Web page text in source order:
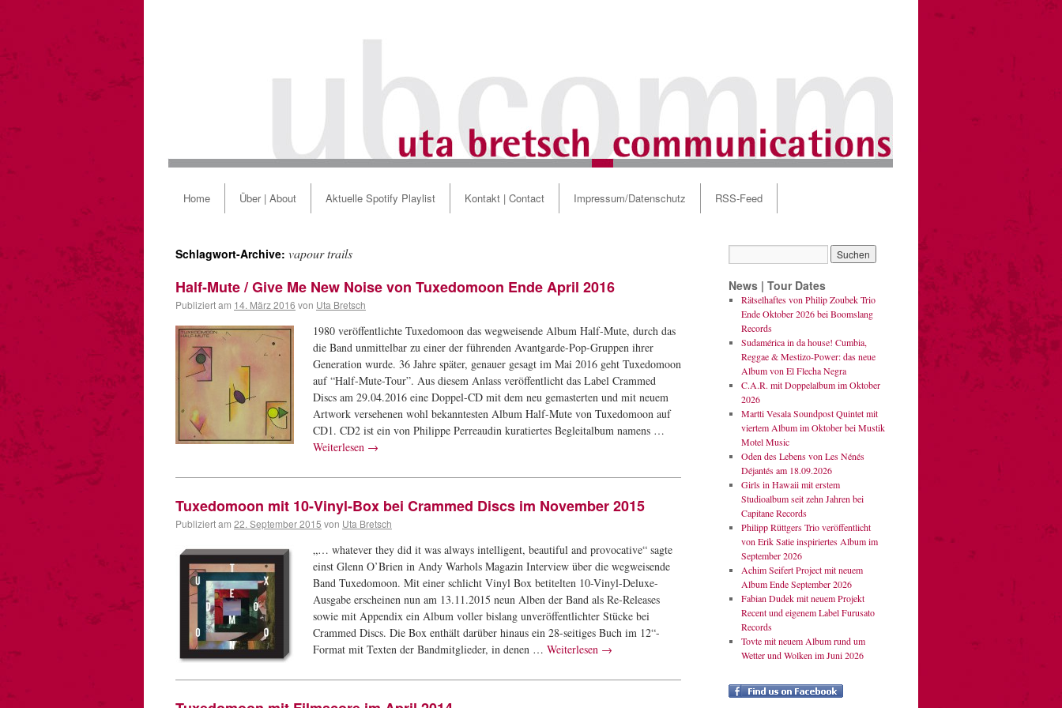
Home Über | About Aktuelle Spotify Playlist Kontakt | Contact Impressum/Datenschutz RSS-Feed
Schlagwort-Archive: vapour trails
Half-Mute / Give Me New Noise von Tuxedomoon Ende April 2016
Publiziert am 14. März 2016 von Uta Bretsch
1980 veröffentlichte Tuxedomoon das wegweisende Album Half-Mute, durch das
die Band unmittelbar zu einer der führenden Avantgarde-Pop-Gruppen ihrer
Generation wurde. 36 Jahre später, genauer gesagt im Mai 2016 geht Tuxedomoon
auf “Half-Mute-Tour”. Aus diesem Anlass veröffentlicht das Label Crammed
Discs am 29.04.2016 eine Doppel-CD mit dem neu gemasterten und mit neuem
Artwork versehenen wohl bekanntesten Album Half-Mute von Tuxedomoon auf
CD1. CD2 ist ein von Philippe Perreaudin kuratiertes Begleitalbum namens …
Weiterlesen →
Tuxedomoon mit 10-Vinyl-Box bei Crammed Discs im November 2015
Publiziert am 22. September 2015 von Uta Bretsch
„… whatever they did it was always intelligent, beautiful and provocative“ sagte
einst Glenn O’Brien in Andy Warhols Magazin Interview über die wegweisende
Band Tuxedomoon. Mit einer schlicht Vinyl Box betitelten 10-Vinyl-Deluxe-
Ausgabe erscheinen nun am 13.11.2015 neun Alben der Band als Re-Releases
sowie mit Appendix ein Album voller bislang unveröffentlichter Stücke bei
Crammed Discs. Die Box enthält darüber hinaus ein 28-seitiges Buch im 12“-
Format mit Texten der Bandmitglieder, in denen … Weiterlesen →
News | Tour Dates
Rätselhaftes von Philip Zoubek Trio
Ende Oktober 2026 bei Boomslang
Records
Sudamérica in da house! Cumbia,
Reggae & Mestizo-Power: das neue
Album von El Flecha Negra
C.A.R. mit Doppelalbum im Oktober
2026
Martti Vesala Soundpost Quintet mit
viertem Album im Oktober bei Mustik
Motel Music
Oden des Lebens von Les Nénés
Déjantés am 18.09.2026
Girls in Hawaii mit erstem
Studioalbum seit zehn Jahren bei
Capitane Records
Philipp Rüttgers Trio veröffentlicht
von Erik Satie inspiriertes Album im
September 2026
Achim Seifert Project mit neuem
Album Ende September 2026
Fabian Dudek mit neuem Projekt
Recent und eigenem Label Furusato
Records
Tovte mit neuem Album rund um
Wetter und Wolken im Juni 2026